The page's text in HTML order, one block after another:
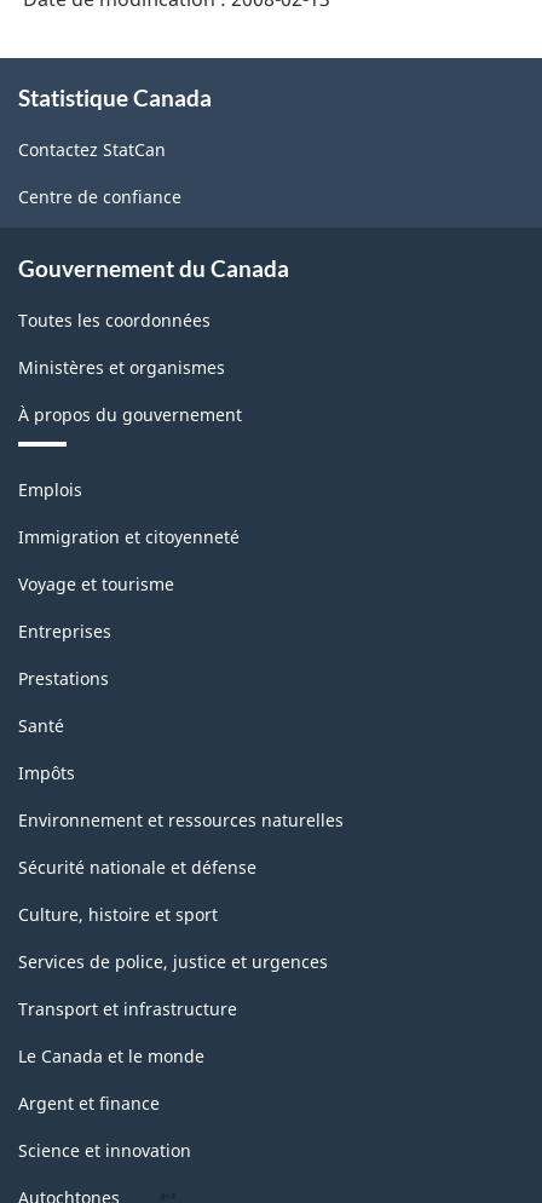
propos
ce
site
Statistique Canada
Contactez StatCan
Centre de confiance
Gouvernement du Canada
Toutes les coordonnées
Ministères et organismes
À propos du gouvernement
Thèmes
sujets
Emplois
Immigration et citoyenneté
Voyage et tourisme
Entreprises
Prestations
Santé
Impôts
Environnement et ressources naturelles
Sécurité nationale et défense
Culture, histoire et sport
Services de police, justice et urgences
Transport et infrastructure
Le Canada et le monde
Argent et finance
Science et innovation
Autochtones